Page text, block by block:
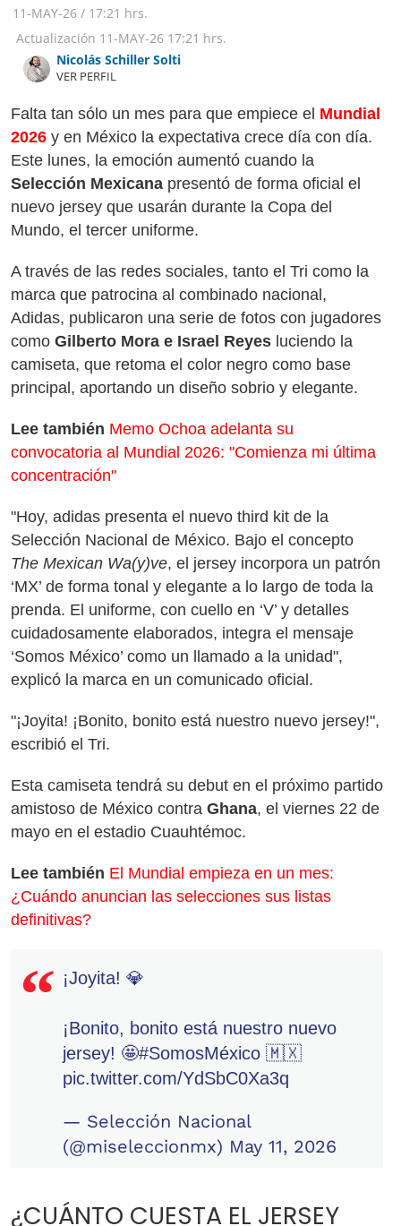
11-MAY-26 / 17:21 hrs.
Actualización 11-MAY-26 17:21 hrs.
Nicolás Schiller Solti
VER PERFIL
Falta tan sólo un mes para que empiece el Mundial
2026 y en México la expectativa crece día con día.
Este lunes, la emoción aumentó cuando la
Selección Mexicana presentó de forma oficial el
nuevo jersey que usarán durante la Copa del
Mundo, el tercer uniforme.
A través de las redes sociales, tanto el Tri como la
marca que patrocina al combinado nacional,
Adidas, publicaron una serie de fotos con jugadores
como Gilberto Mora e Israel Reyes luciendo la
camiseta, que retoma el color negro como base
principal, aportando un diseño sobrio y elegante.
Lee también Memo Ochoa adelanta su
convocatoria al Mundial 2026: "Comienza mi última
concentración"
"Hoy, adidas presenta el nuevo third kit de la
Selección Nacional de México. Bajo el concepto
The Mexican Wa(y)ve, el jersey incorpora un patrón
‘MX’ de forma tonal y elegante a lo largo de toda la
prenda. El uniforme, con cuello en ‘V’ y detalles
cuidadosamente elaborados, integra el mensaje
‘Somos México’ como un llamado a la unidad",
explicó la marca en un comunicado oficial.
"¡Joyita! ¡Bonito, bonito está nuestro nuevo jersey!",
escribió el Tri.
Esta camiseta tendrá su debut en el próximo partido
amistoso de México contra Ghana, el viernes 22 de
mayo en el estadio Cuauhtémoc.
Lee también El Mundial empieza en un mes:
¿Cuándo anuncian las selecciones sus listas
definitivas?
¡Joyita! 💎
¡Bonito, bonito está nuestro nuevo
jersey! 🤩#SomosMéxico 🇲🇽
pic.twitter.com/YdSbC0Xa3q
— Selección Nacional
(@miseleccionmx) May 11, 2026
¿CUÁNTO CUESTA EL JERSEY